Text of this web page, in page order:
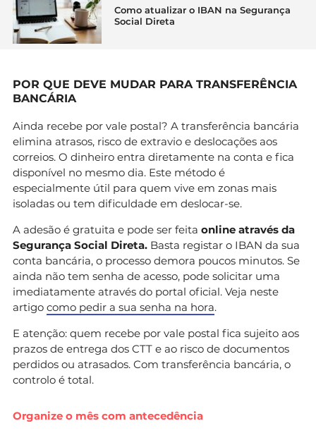
Como atualizar o IBAN na Segurança
Social Direta
POR QUE DEVE MUDAR PARA TRANSFERÊNCIA
BANCÁRIA
Ainda recebe por vale postal? A transferência bancária
elimina atrasos, risco de extravio e deslocações aos
correios. O dinheiro entra diretamente na conta e fica
disponível no mesmo dia. Este método é
especialmente útil para quem vive em zonas mais
isoladas ou tem dificuldade em deslocar-se.
A adesão é gratuita e pode ser feita online através da
Segurança Social Direta. Basta registar o IBAN da sua
conta bancária, o processo demora poucos minutos. Se
ainda não tem senha de acesso, pode solicitar uma
imediatamente através do portal oficial. Veja neste
artigo como pedir a sua senha na hora.
E atenção: quem recebe por vale postal fica sujeito aos
prazos de entrega dos CTT e ao risco de documentos
perdidos ou atrasados. Com transferência bancária, o
controlo é total.
Organize o mês com antecedência